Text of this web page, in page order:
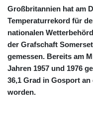
Großbritannien hat am
Temperaturrekord für
nationalen
der Grafschaft
gemessen. Bereits am
Jahren 1957 und 1976
36,1 Grad in Gosport
worden.